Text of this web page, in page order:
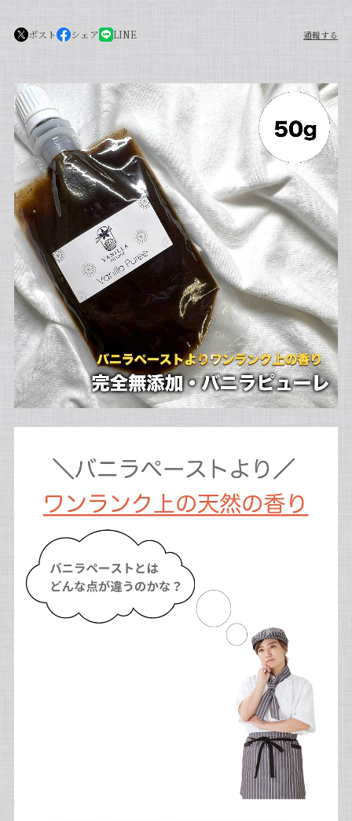
ポスト シェア LINE 通報する